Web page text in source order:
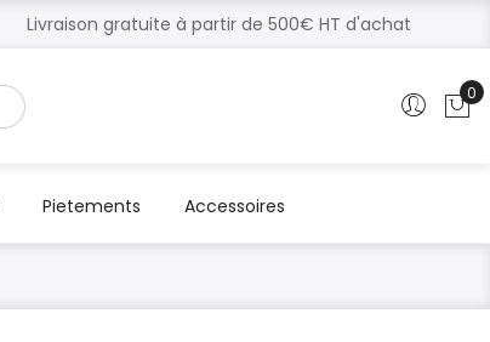
Livraison gratuite à partir de 500€ HT d'achat
0
Pietements Accessoires